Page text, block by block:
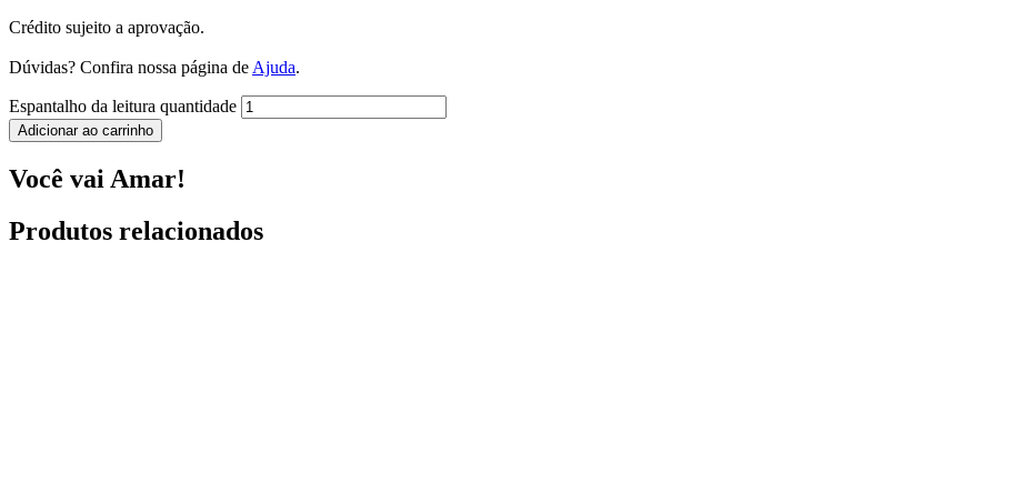
Crédito sujeito a aprovação.
Dúvidas? Confira nossa página de Ajuda.
Espantalho da leitura quantidade
Adicionar ao carrinho
Você vai Amar!
Produtos relacionados